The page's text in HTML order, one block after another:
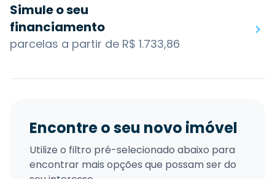
Simule o seu
financiamento
parcelas a partir de R$ 1.733,86
Encontre o seu novo imóvel
Utilize o filtro pré-selecionado abaixo para
encontrar mais opções que possam ser do